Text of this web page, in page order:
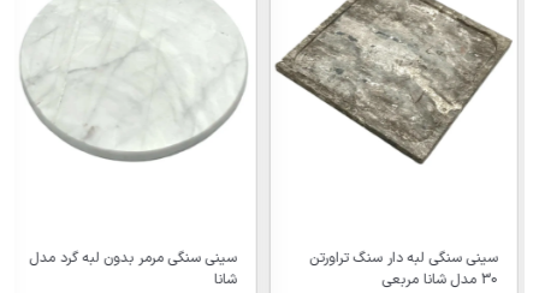
سینی سنگی لبه دار سنگ تراورتن
30 مدل شانا مربعی
سینی سنگی مرمر بدون لبه گرد مدل
شانا